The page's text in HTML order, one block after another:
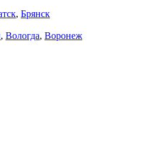
, Брянск
, Вологда, Воронеж